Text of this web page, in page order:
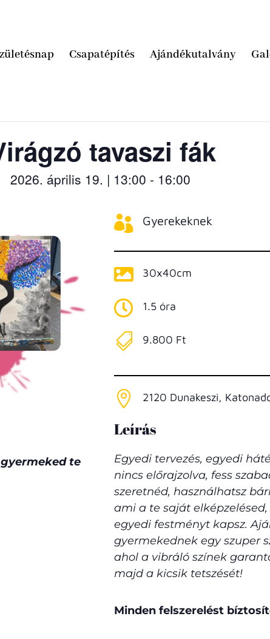
Csapatépítés Ajándékutalvány
tavaszi fák
2026. április 19. | 13:00 - 16:00
te
 Gyerekeknek
 30x40cm
 1.5 óra
 9.800 Ft
 2120 Dunakeszi,
Leírás
Egyedi tervezés, egyedi
nincs előrajzolva, fess
szeretnéd, használhatsz
ami a te saját
egyedi festményt kapsz.
gyermekednek egy szuper
ahol a vibráló színek
majd a kicsik tetszését!
Minden felszerelést